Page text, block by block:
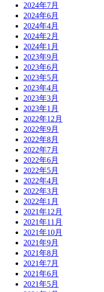
2024年7月
2024年6月
2024年4月
2024年2月
2024年1月
2023年9月
2023年6月
2023年5月
2023年4月
2023年3月
2023年1月
2022年12月
2022年9月
2022年8月
2022年7月
2022年6月
2022年5月
2022年4月
2022年3月
2022年1月
2021年12月
2021年11月
2021年10月
2021年9月
2021年8月
2021年7月
2021年6月
2021年5月